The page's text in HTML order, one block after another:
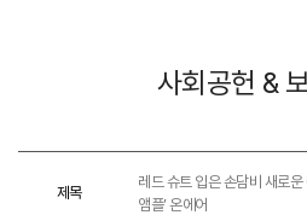
사회공헌 &
제목
레드 슈트 입은 손담비 새로
앰플’ 온에어